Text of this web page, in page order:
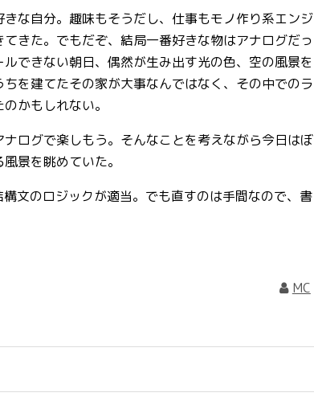
な自分。趣味もそうだし、仕事もモノ作り系エンジ
きた。でもだぞ、結局一番好きな物はアナログだっ
できない朝日、偶然が生み出す光の色、空の風景を
を建てたその家が大事なんではなく、その中でのラ
かもしれない。
ログで楽しもう。そんなことを考えながら今日はぼ
景を眺めていた。
文のロジックが適当。でも直すのは手間なので、書
MC